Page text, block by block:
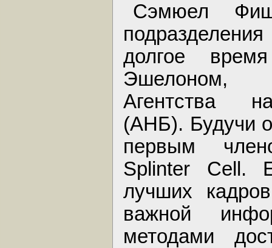
Сэмюел
долгое
Эшелоном,
Агентства
(АНБ). Будучи
первым
Splinter Cell.
лучших
важной
методами